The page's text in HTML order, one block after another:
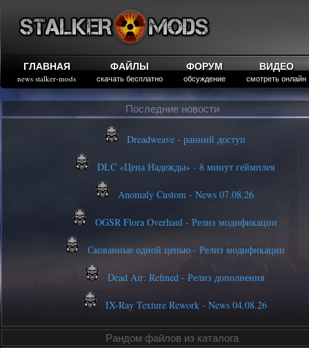
ГЛАВНАЯ
news stalker-mods
ФАЙЛЫ
скачать бесплатно
ФОРУМ
обсуждение
ВИДЕО
смотреть онлайн
Последние новости
Dreadweave - ранний доступ
DLC «Цена Надежды» - 8 минут геймплея
Anomaly Custom - News 07.08.26
OGSR Flora Overhaul - Релиз модификации
Скованные одной цепью - Релиз модификации
Dead Air: Refined - Релиз дополнения
IX-Ray Texture Rework - News 04.08.26
Рандом файлов из каталога